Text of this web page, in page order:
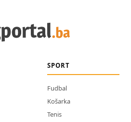
SPORT
Fudbal
Košarka
Tenis